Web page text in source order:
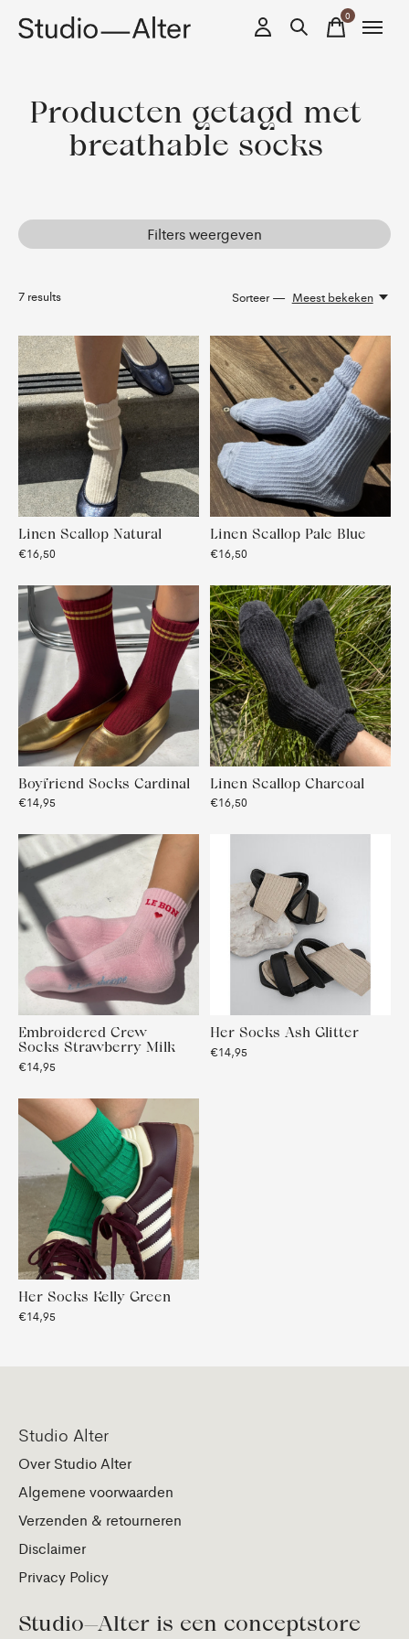
0items
Producten getagd met
breathable socks
Filters weergeven
7 results Sorteer — Meest bekeken
Linen Scallop Natural
€16,50
Linen Scallop Pale Blue
€16,50
Boyfriend Socks Cardinal
€14,95
Linen Scallop Charcoal
€16,50
Embroidered Crew
Socks Strawberry Milk
€14,95
Her Socks Ash Glitter
€14,95
Her Socks Kelly Green
€14,95
Studio Alter
Over Studio Alter
Algemene voorwaarden
Verzenden & retourneren
Disclaimer
Privacy Policy
Studio—Alter is een conceptstore